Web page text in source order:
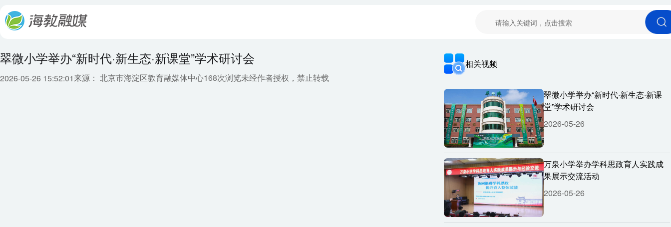
翠微小学举办“新时代·新生态·新课堂”学术研讨会
2026-05-26 15:52:01来源： 北京市海淀区教育融媒体中心168次浏览未经作者授权，禁止转载
相关视频
翠微小学举办“新时代·新生态·新课
堂”学术研讨会
2026-05-26
万泉小学举办学科思政育人实践成
果展示交流活动
2026-05-26